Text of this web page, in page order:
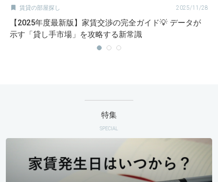
 賃貸の部屋探し 2025/11/28
【2025年度最新版】家賃交渉の完全ガイド💡 データが
示す「貸し手市場」を攻略する新常識
特集
SPECIAL